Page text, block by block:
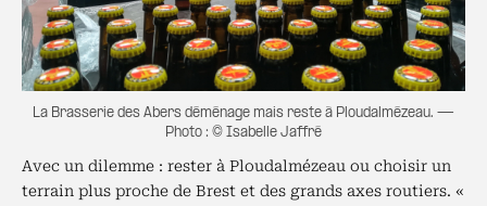
La Brasserie des Abers déménage mais reste à Ploudalmézeau. —
Photo : © Isabelle Jaffré
Avec un dilemme : rester à Ploudalmézeau ou choisir un
terrain plus proche de Brest et des grands axes routiers. «